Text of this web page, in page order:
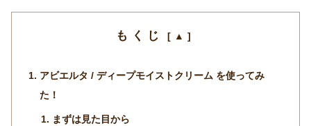
もくじ
アビエルタ / ディープモイストクリーム を使ってみ
た！
まずは見た目から